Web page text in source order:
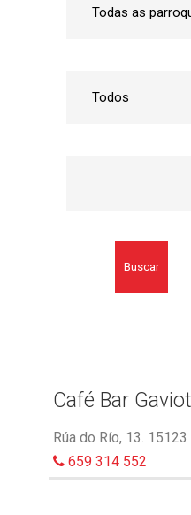
Buscar
Café Bar
Rúa do Río, 13.
659 314 552